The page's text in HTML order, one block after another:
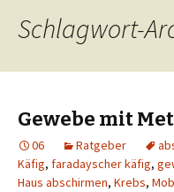
Schlagwort-
Gewebe mit
06 Ratgeber
Käfig, faradayscher käfig,
Haus abschirmen, Krebs,